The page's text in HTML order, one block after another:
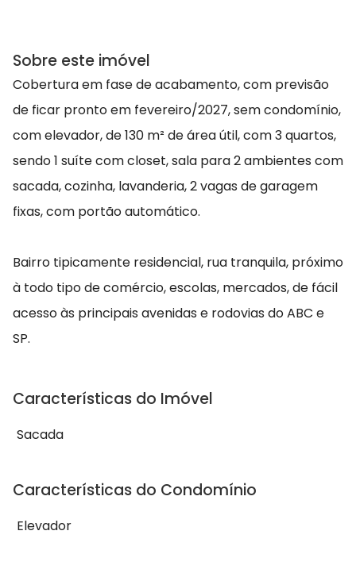
Sobre este imóvel
Cobertura em fase de acabamento, com previsão
de ficar pronto em fevereiro/2027, sem condomínio,
com elevador, de 130 m² de área útil, com 3 quartos,
sendo 1 suíte com closet, sala para 2 ambientes com
sacada, cozinha, lavanderia, 2 vagas de garagem
fixas, com portão automático.
Bairro tipicamente residencial, rua tranquila, próximo
à todo tipo de comércio, escolas, mercados, de fácil
acesso às principais avenidas e rodovias do ABC e
SP.
Características do Imóvel
Sacada
Características do Condomínio
Elevador